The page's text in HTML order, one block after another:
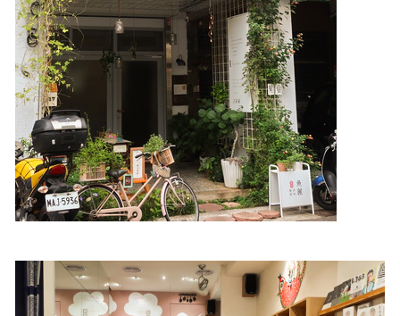
創意出版服務
歷史區
關於Yilan
個人著作
活動實況記錄
媒體報導一覽
訂閱電子報